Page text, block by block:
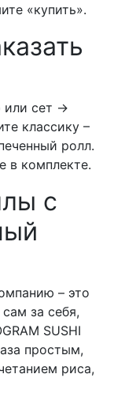
«купить».
или сет →
классику –
ролл.
в комплекте.
с
– это
за себя,
SUSHI
простым,
риса,